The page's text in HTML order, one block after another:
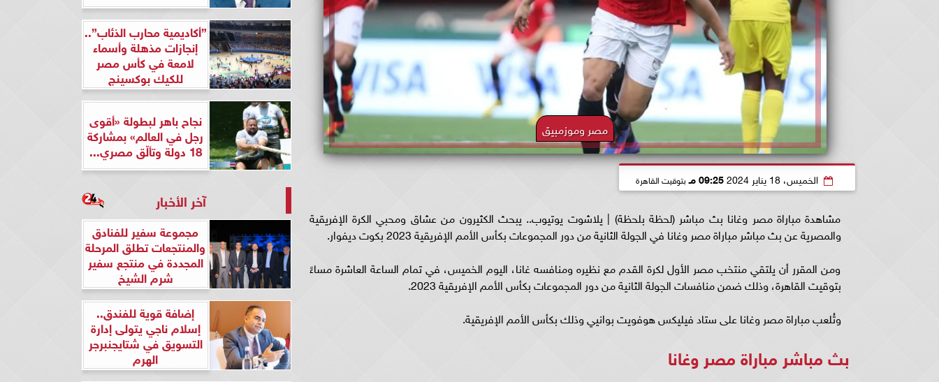
مصر وموزمبيق
الخميس، 18 يناير 2024 09:25 مـ بتوقيت القاهرة
مشاهدة مباراة مصر وغانا بث مباشر (لحظة بلحظة) | يلاشوت يوتيوب.. يبحث الكثيرون من عشاق ومحبي الكرة الإفريقية
والمصرية عن بث مباشر مباراة مصر وغانا في الجولة الثانية من دور المجموعات بكأس الأمم الإفريقية 2023 بكوت ديفوار.
ومن المقرر أن يلتقي منتخب مصر الأول لكرة القدم مع نظيره ومنافسه غانا، اليوم الخميس، في تمام الساعة العاشرة مساءً
بتوقيت القاهرة، وذلك ضمن منافسات الجولة الثانية من دور المجموعات بكأس الأمم الإفريقية 2023.
وتُلعب مباراة مصر وغانا على ستاد فيليكس هوفويت بوانيي وذلك بكأس الأمم الإفريقية.
بث مباشر مباراة مصر وغانا
”أكاديمية محارب الذئاب”..
إنجازات مذهلة وأسماء
لامعة في كأس مصر
للكيك بوكسينج
نجاح باهر لبطولة «أقوى
رجل في العالم» بمشاركة
18 دولة وتألّق مصري...
آخر الأخبار
مجموعة سفير للفنادق
والمنتجعات تطلق المرحلة
المجددة في منتجع سفير
شرم الشيخ
إضافة قوية للفندق..
إسلام ناجي يتولى إدارة
التسويق في شتايجنبرجر
الهرم